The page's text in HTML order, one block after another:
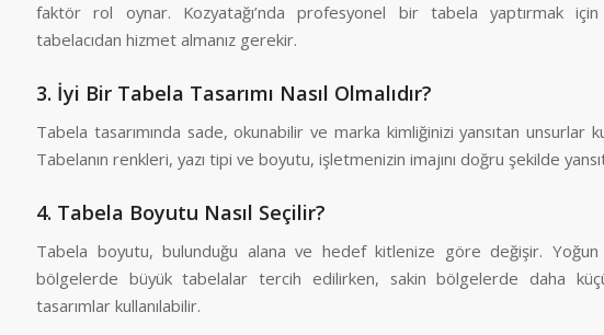
faktör rol oynar. Kozyatağı’nda profesyonel bir tabela yaptırmak
tabelacıdan hizmet almanız gerekir.
3. İyi Bir Tabela Tasarımı Nasıl Olmalıdır?
Tabela tasarımında sade, okunabilir ve marka kimliğinizi yansıtan unsurlar
Tabelanın renkleri, yazı tipi ve boyutu, işletmenizin imajını doğru şekilde
4. Tabela Boyutu Nasıl Seçilir?
Tabela boyutu, bulunduğu alana ve hedef kitlenize göre değişir.
bölgelerde büyük tabelalar tercih edilirken, sakin bölgelerde daha
tasarımlar kullanılabilir.